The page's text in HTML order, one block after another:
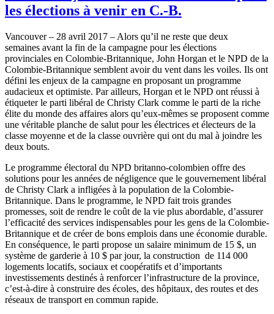
les élections à venir en C.-B.
Vancouver – 28 avril 2017 – Alors qu’il ne reste que deux
semaines avant la fin de la campagne pour les élections
provinciales en Colombie-Britannique, John Horgan et le NPD de la
Colombie-Britannique semblent avoir du vent dans les voiles. Ils ont
défini les enjeux de la campagne en proposant un programme
audacieux et optimiste. Par ailleurs, Horgan et le NPD ont réussi à
étiqueter le parti libéral de Christy Clark comme le parti de la riche
élite du monde des affaires alors qu’eux-mêmes se proposent comme
une véritable planche de salut pour les électrices et électeurs de la
classe moyenne et de la classe ouvrière qui ont du mal à joindre les
deux bouts.
Le programme électoral du NPD britanno-colombien offre des
solutions pour les années de négligence que le gouvernement libéral
de Christy Clark a infligées à la population de la Colombie-
Britannique. Dans le programme, le NPD fait trois grandes
promesses, soit de rendre le coût de la vie plus abordable, d’assurer
l’efficacité des services indispensables pour les gens de la Colombie-
Britannique et de créer de bons emplois dans une économie durable.
En conséquence, le parti propose un salaire minimum de 15 $, un
système de garderie à 10 $ par jour, la construction de 114 000
logements locatifs, sociaux et coopératifs et d’importants
investissements destinés à renforcer l’infrastructure de la province,
c’est-à-dire à construire des écoles, des hôpitaux, des routes et des
réseaux de transport en commun rapide.